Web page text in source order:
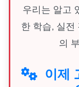
우리는 알고
한 학습, 실전
의
이제